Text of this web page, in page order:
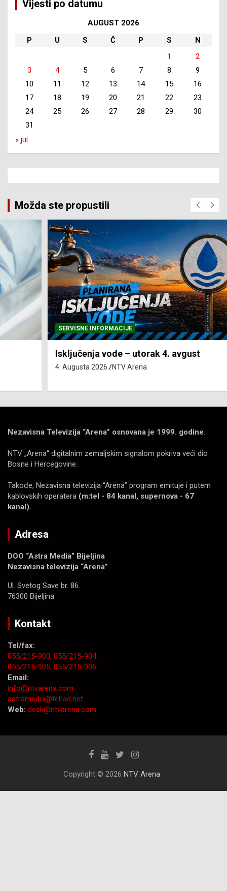
Vijesti po datumu
AUGUST 2026
P
U S Č P S
N
1
2
3
4 5 6 7 8
9
10
11 12 13 14 15
16
17
18 19 20 21 22
23
24
25 26 27 28 29
30
31
« jul
Možda ste propustili
SERVISNE INFORMACIJE
Isključenja vode – utorak 4. avgust
4. Augusta 2026. NTV Arena
Nezavisna Televizija “Arena” osnovana je 1999. godine.
NTV „Arena“ digitalnim zemaljskim signalom pokriva veći dio
Bosne i Hercegovine.
Takođe, Nezavisna televizija “Arena” program emituje i putem
kablovskih operatera (m:tel - 84 kanal, supernova - 67
kanal).
Adresa
DOO “Astra Media” Bijeljina
Nezavisna televizija “Arena”
Ul. Svetog Save br. 86.
76300 Bijeljina
Kontakt
Tel/fax:
055/215-903; 055/215-904
055/215-905; 055/215-906
Email:
info@ntvarena.com
astramedia@telrad.net
Web: desk@ntvarena.com
Copyright © 2026 NTV Arena